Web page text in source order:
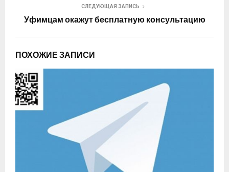
СЛЕДУЮЩАЯ ЗАПИСЬ
Уфимцам окажут бесплатную консультацию
ПОХОЖИЕ ЗАПИСИ